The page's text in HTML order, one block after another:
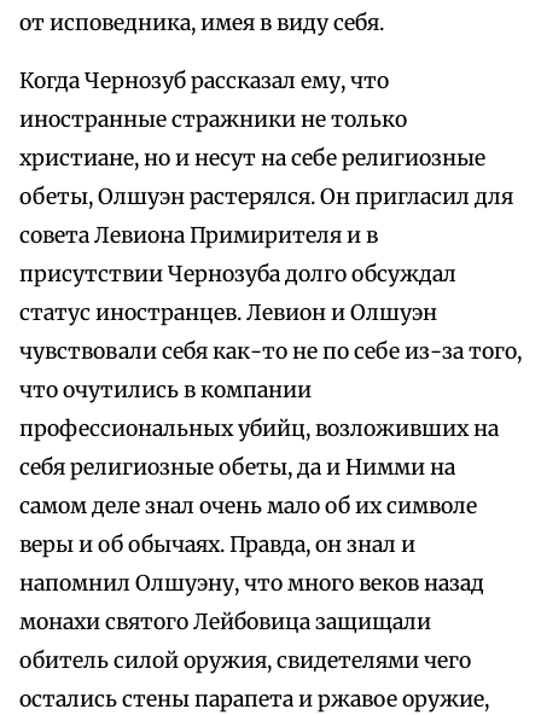
от исповедника, имея в виду себя.
Когда Чернозуб рассказал ему, что
иностранные стражники не только
христиане, но и несут на себе религиозные
обеты, Олшуэн растерялся. Он пригласил для
совета Левиона Примирителя и в
присутствии Чернозуба долго обсуждал
статус иностранцев. Левион и Олшуэн
чувствовали себя как-то не по себе из-за того,
что очутились в компании
профессиональных убийц, возложивших на
себя религиозные обеты, да и Нимми на
самом деле знал очень мало об их символе
веры и об обычаях. Правда, он знал и
напомнил Олшуэну, что много веков назад
монахи святого Лейбовица защищали
обитель силой оружия, свидетелями чего
остались стены парапета и ржавое оружие,